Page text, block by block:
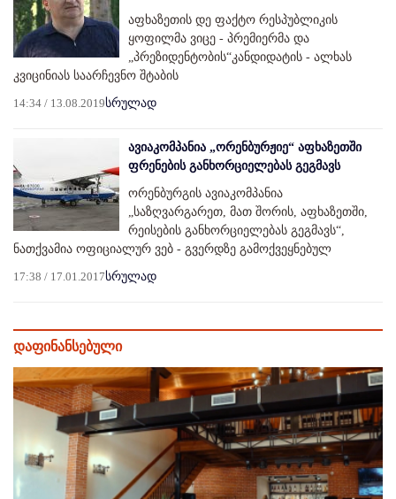
აფხაზეთის დე ფაქტო რესპუბლიკის
ყოფილმა ვიცე - პრემიერმა და
„პრეზიდენტობის“კანდიდატის - ალხას
კვიცინიას საარჩევნო შტაბის
14:34 / 13.08.2019სრულად
ავიაკომპანია „ორენბურჟიე“ აფხაზეთში
ფრენების განხორციელებას გეგმავს
ორენბურგის ავიაკომპანია
„საზღვარგარეთ, მათ შორის, აფხაზეთში,
რეისების განხორციელებას გეგმავს“,
ნათქვამია ოფიციალურ ვებ - გვერდზე გამოქვეყნებულ
17:38 / 17.01.2017სრულად
დაფინანსებული